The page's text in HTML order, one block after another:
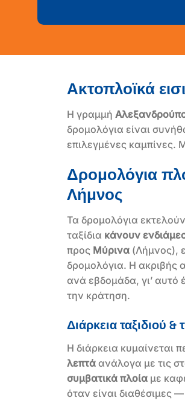
Ακτοπλοϊκά
Η γραμμή
δρομολόγια είναι
επιλεγμένες καμπίνες.
Δρομολόγια
Λήμνος
Τα δρομολόγια
ταξίδια κάνουν
προς Μύρινα(Λήμνος),
δρομολόγια. Η ακριβής
ανά εβδομάδα, γι’ αυτό
την κράτηση.
Διάρκεια ταξιδιού
Η διάρκεια κυμαίνεται
λεπτάανάλογα με τις
συμβατικά πλοίαμε
όταν είναι διαθέσιμες —